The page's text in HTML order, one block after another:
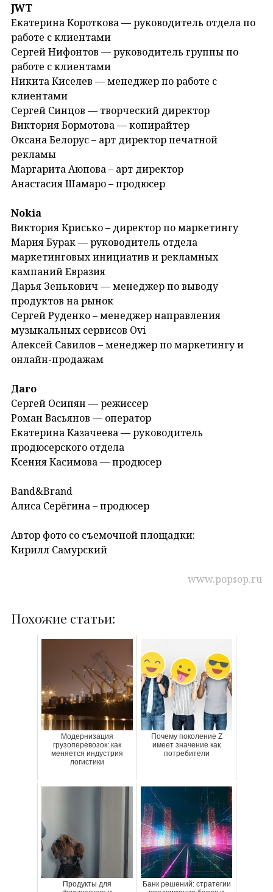
JWT
Екатерина Короткова — руководитель отдела по
работе с клиентами
Сергей Нифонтов — руководитель группы по
работе с клиентами
Никита Киселев — менеджер по работе с
клиентами
Сергей Синцов — творческий директор
Виктория Бормотова — копирайтер
Оксана Белорус – арт директор печатной
рекламы
Маргарита Аюпова – арт директор
Анастасия Шамаро – продюсер
Nokia
Виктория Крисько – директор по маркетингу
Мария Бурак — руководитель отдела
маркетинговых инициатив и рекламных
кампаний Евразия
Дарья Зенькович — менеджер по выводу
продуктов на рынок
Сергей Руденко – менеджер направления
музыкальных сервисов Ovi
Алексей Савилов – менеджер по маркетингу и
онлайн-продажам
Даго
Сергей Осипян — режиссер
Роман Васьянов — оператор
Екатерина Казачеева — руководитель
продюсерского отдела
Ксения Касимова — продюсер
Band&Brand
Алиса Серёгина – продюсер
Автор фото со съемочной площадки:
Кирилл Самурский
www.popsop.ru
Похожие статьи:
Модернизация
грузоперевозок: как
меняется индустрия
логистики
Почему поколение Z
имеет значение как
потребители
Продукты для
Банк решений: стратегии